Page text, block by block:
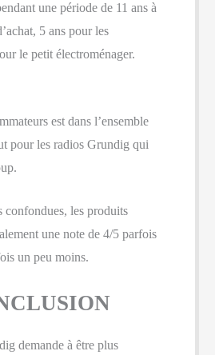
une période de 11 ans à
5 ans pour les
le petit électroménager.
est dans l’ensemble
pour les radios Grundig qui
confondues, les produits
une note de 4/5 parfois
un peu moins.
demande à être plus